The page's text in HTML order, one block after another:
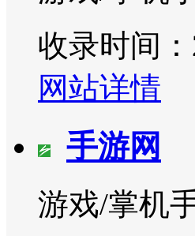
收录时间
网站详情
手游网
游戏/掌机